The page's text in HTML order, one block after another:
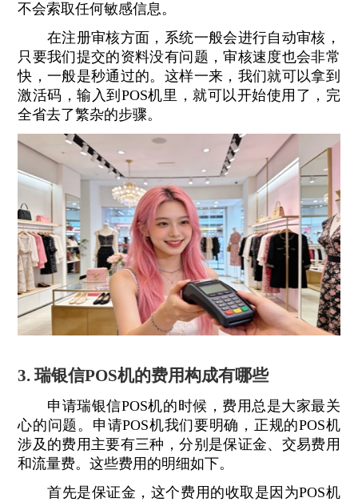
不会索取任何敏感信息。
在注册审核方面，系统一般会进行自动审核，
只要我们提交的资料没有问题，审核速度也会非常
快，一般是秒通过的。这样一来，我们就可以拿到
激活码，输入到POS机里，就可以开始使用了，完
全省去了繁杂的步骤。
3. 瑞银信POS机的费用构成有哪些
申请瑞银信POS机的时候，费用总是大家最关
心的问题。申请POS机我们要明确，正规的POS机
涉及的费用主要有三种，分别是保证金、交易费用
和流量费。这些费用的明细如下。
首先是保证金，这个费用的收取是因为POS机